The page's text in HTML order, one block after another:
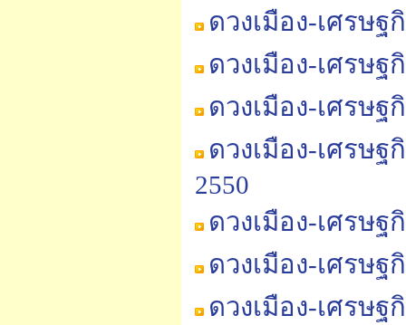
ดวงเมือง-เศรษ
ดวงเมือง-เศรษ
ดวงเมือง-เศรษ
ดวงเมือง-เศรษ
2550
ดวงเมือง-เศรษ
ดวงเมือง-เศรษ
ดวงเมือง-เศรษ